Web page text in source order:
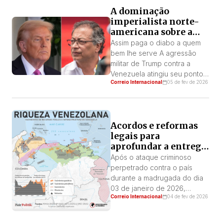
Estados Unidos e Colômbia
não é casual; o que os une é
a defesa, não declarada, do
caráter ilegal do negócio do
narcotráfico, pois significam
os ganhos de uma […]
A dominação
imperialista norte-
americana sobre a
Colômbia
Assim paga o diabo a quem
bem lhe serve A agressão
militar de Trump contra a
Venezuela atingiu seu ponto
mais alto com o sequestro de
impor um regime colonial,
como modelo para a
dominação imperialista da
América Latina. Com […]
Correio Internacional 05 de fev de 2026
Acordos e reformas
legais para
aprofundar a entrega
do petróleo e a
soberania nacional.
Após o ataque criminoso
perpetrado contra o país
durante a madrugada do dia
03 de janeiro de 2026,
Donald Trump, chefe do
Correio Internacional 04 de fev de 2026